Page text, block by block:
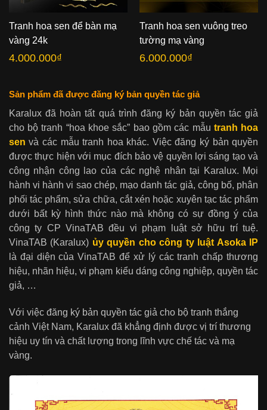
Tranh hoa sen để bàn mạ
vàng 24k
4.000.000₫
Tranh hoa sen vuông treo
tường mạ vàng
6.000.000₫
Sản phẩm đã được đăng ký bản quyền tác giả
Karalux đã hoàn tất quá trình đăng ký bản quyền tác giả
cho bộ tranh “hoa khoe sắc” bao gồm các mẫu tranh hoa
sen và các mẫu tranh hoa khác. Việc đăng ký bản quyền
được thực hiện với mục đích bảo vệ quyền lợi sáng tạo và
công nhận công lao của các nghệ nhân tại Karalux. Mọi
hành vi hành vi sao chép, mạo danh tác giả, công bố, phân
phối tác phẩm, sửa chữa, cắt xén hoặc xuyên tạc tác phẩm
dưới bất kỳ hình thức nào mà không có sự đồng ý của
công ty CP VinaTAB đều vi phạm luật sở hữu trí tuệ.
VinaTAB (Karalux) ủy quyền cho công ty luật Asoka IP
là đại diện của VinaTAB để xử lý các tranh chấp thương
hiệu, nhãn hiệu, vi phạm kiểu dáng công nghiệp, quyền tác
giả, …
Với việc đăng ký bản quyền tác giả cho bộ tranh thắng
cảnh Việt Nam, Karalux đã khẳng định được vị trí thương
hiệu uy tín và chất lượng trong lĩnh vực chế tác và mạ
vàng.